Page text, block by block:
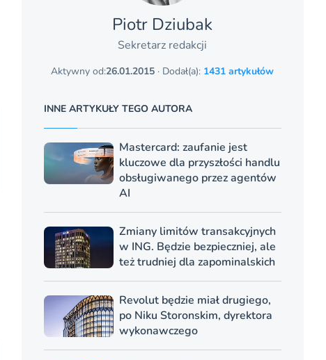
Piotr Dziubak
Sekretarz redakcji
Aktywny od:26.01.2015 · Dodał(a): 1431 artykułów
INNE ARTYKUŁY TEGO AUTORA
Mastercard: zaufanie jest
kluczowe dla przyszłości handlu
obsługiwanego przez agentów
AI
Zmiany limitów transakcyjnych
w ING. Będzie bezpieczniej, ale
też trudniej dla zapominalskich
Revolut będzie miał drugiego,
po Niku Storonskim, dyrektora
wykonawczego